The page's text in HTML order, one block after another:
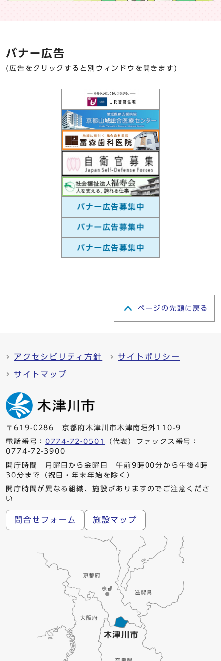
バナー広告
(広告をクリックすると別ウィンドウを開きます)
ページの先頭に戻る
アクセシビリティ方針 サイトポリシー
サイトマップ
〒619-0286 京都府木津川市木津南垣外110-9
電話番号： 0774-72-0501
（代表）ファックス番号：
0774-72-3900
開庁時間 月曜日から金曜日 午前9時00分から午後4時
30分まで（祝日・年末年始を除く）
開庁時間が異なる組織、施設がありますのでご注意くださ
い
問合せフォーム 施設マップ